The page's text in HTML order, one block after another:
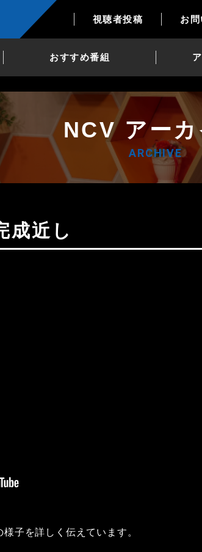
視聴者投稿 お
おすすめ番組
NCV アー
ARCHIVE
成近し
子を詳しく伝えています。